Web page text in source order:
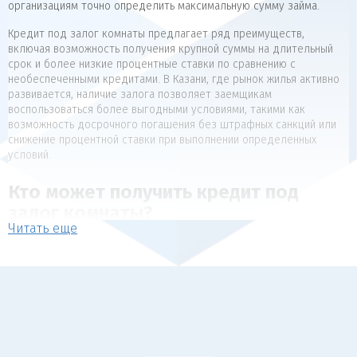
организациям точно определить максимальную сумму займа.
Кредит под залог комнаты предлагает ряд преимуществ,
включая возможность получения крупной суммы на длительный
срок и более низкие процентные ставки по сравнению с
необеспеченными кредитами. В Казани, где рынок жилья активно
развивается, наличие залога позволяет заемщикам
воспользоваться более выгодными условиями, такими как
возможность досрочного погашения без штрафных санкций или
снижение процентной ставки при выполнении определенных
условий.
Кто может получить кредит под
Читать еще